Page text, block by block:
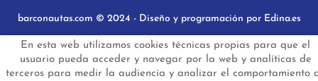
En esta web utilizamos cookies técnicas propias para que el
usuario pueda acceder y navegar por la web y analíticas de
terceros para medir la audiencia y analizar el comportamiento
barconautas.com © 2024 - Diseño y programación por Edina.es